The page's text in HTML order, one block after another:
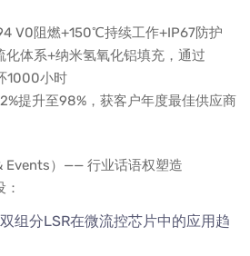
V0阻燃+150℃持续工作+IP67防护
化体系+纳米氢氧化铝填充，通过
1000小时
提升至98%，获客户年度最佳供应商
Events）—— 行业话语权塑造
组分LSR在微流控芯片中的应用趋